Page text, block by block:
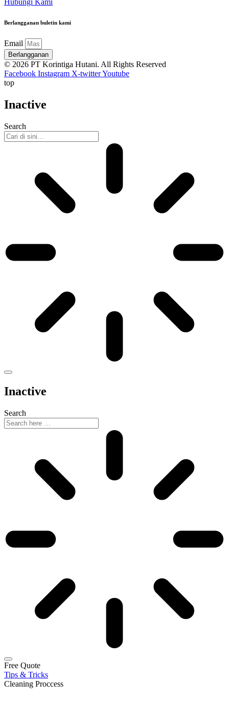
Hubungi Kami
Berlangganan buletin kami
Email
Berlangganan
© 2026 PT Korintiga Hutani. All Rights Reserved
Facebook Instagram X-twitterYoutube
top
Inactive
Search
Inactive
Search
Free Quote
Tips & Tricks
Cleaning Proccess